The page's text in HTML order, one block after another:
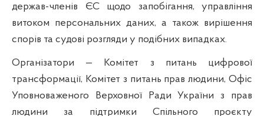
держав-членів ЄС щодо запобігання, управління
витоком персональних даних, а також вирішення
спорів та судові розгляди у подібних випадках.
Організатори —
Комітет з питань цифрової
трансформації, Комітет з питань прав людини, Офіс
Уповноваженого Верховної Ради України з прав
людини за підтримки Спільного проєкту